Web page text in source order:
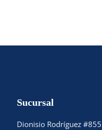
Sucursal
Dionisio Rodríguez #855